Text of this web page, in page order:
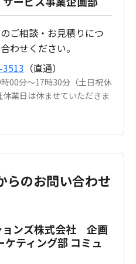
ご相談・お見積りにつ
わせください。
（直通）
00分～17時30分（土日祝休
業日は休ませていただきま
らのお問い合わせ
ョンズ株式会社 企画
ティング部 コミュ